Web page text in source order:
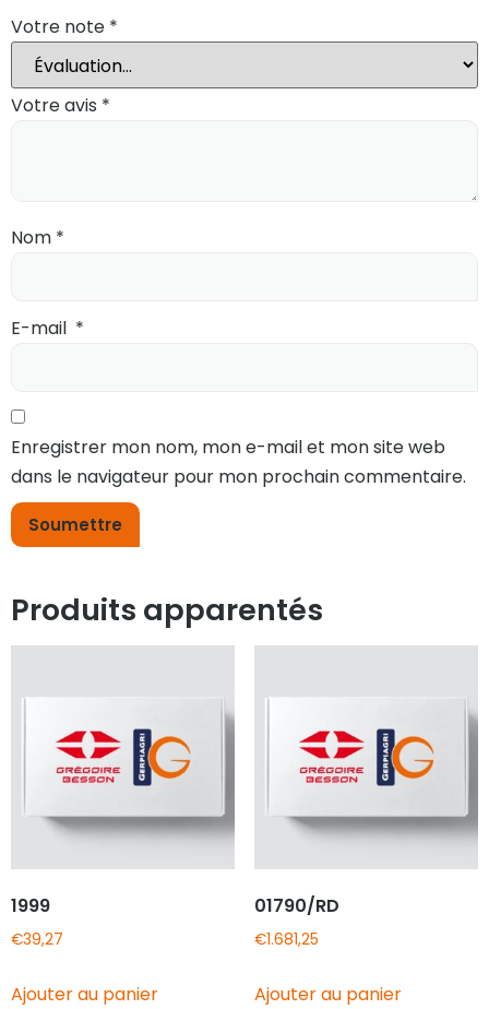
Votre note *
Votre avis *
Nom *
E-mail *
Enregistrer mon nom, mon e-mail et mon site web
dans le navigateur pour mon prochain commentaire.
Produits apparentés
1999
€39,27
Ajouter au panier
01790/RD
€1.681,25
Ajouter au panier